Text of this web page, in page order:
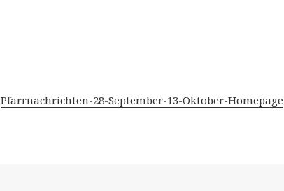
Pfarrnachrichten-28-September-13-Oktober-Homepage